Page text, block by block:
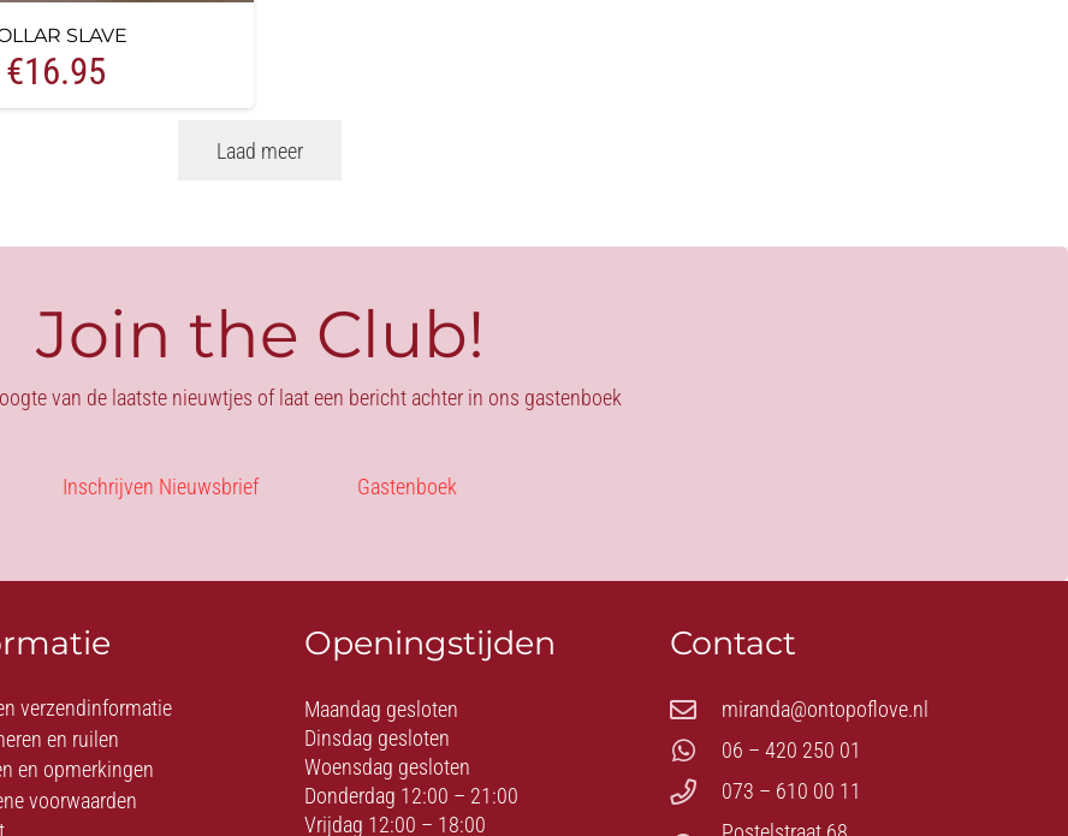
SLAVE
€16.95
Laad meer
Join the Club!
van de laatste nieuwtjes of laat een bericht achter in ons gastenboek
Inschrijven Nieuwsbrief Gastenboek
verzendinformatie
en ruilen
en opmerkingen
voorwaarden
Openingstijden
Maandag gesloten
Dinsdag gesloten
Woensdag gesloten
Donderdag 12:00 – 21:00
Vrijdag 12:00 – 18:00
Contact
miranda@ontopoflove.nl
06 – 420 250 01
073 – 610 00 11